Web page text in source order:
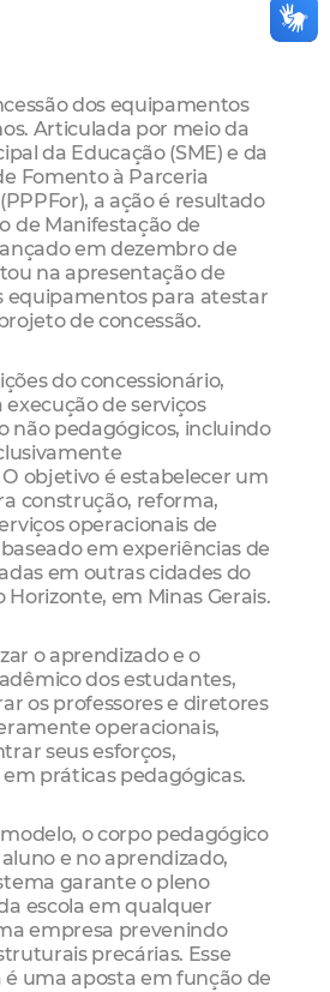
dos equipamentos
Articulada por meio da
da Educação (SME) e da
Fomento à Parceria
a ação é resultado
de Manifestação de
em dezembro de
na apresentação de
equipamentos para atestar
de concessão.
do concessionário,
de serviços
não pedagógicos, incluindo
objetivo é estabelecer um
construção, reforma,
operacionais de
em experiências de
em outras cidades do
Horizonte, em Minas Gerais.
o aprendizado e o
dos estudantes,
os professores e diretores
operacionais,
seus esforços,
práticas pedagógicas.
o corpo pedagógico
e no aprendizado,
garante o pleno
escola em qualquer
empresa prevenindo
precárias. Esse
uma aposta em função de